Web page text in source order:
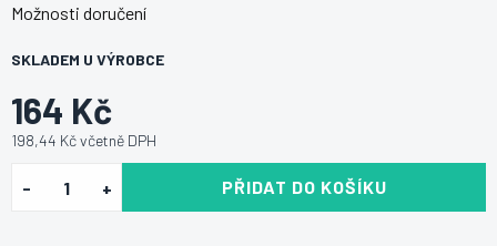
164 Kč
198,44 Kč včetně DPH
SKLADEM U VÝROBCE
Možnosti doručení
PŘIDAT DO KOŠÍKU